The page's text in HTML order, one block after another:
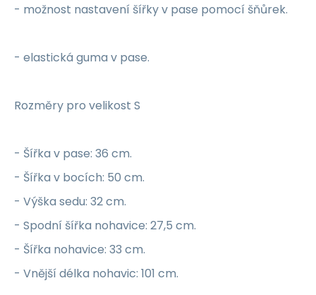
- možnost nastavení šířky v pase pomocí šňůrek.
- elastická guma v pase.
Rozměry pro velikost S
- Šířka v pase: 36 cm.
- Šířka v bocích: 50 cm.
- Výška sedu: 32 cm.
- Spodní šířka nohavice: 27,5 cm.
- Šířka nohavice: 33 cm.
- Vnější délka nohavic: 101 cm.